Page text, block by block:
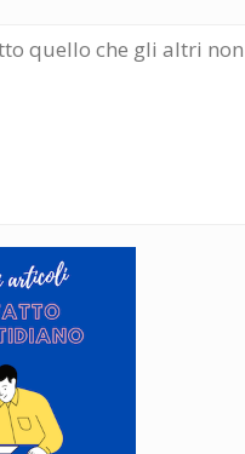
quello che gli altri